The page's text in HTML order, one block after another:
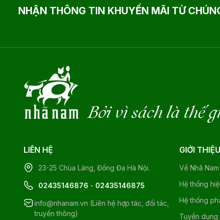
NHẬN THÔNG TIN KHUYẾN MÃI TỪ
Bởi vì sách là thế
LIÊN HỆ
23-25 Chùa Láng, Đống Đa Hà Nội.
02435146876 - 02435146875
info@nhanam.vn (Liên hệ hợp tác, đối tác,
truyền thông)
GIỚI THIỆU
Về Nhã Nam
Hệ thống
Hệ thống
Tuyển dụng